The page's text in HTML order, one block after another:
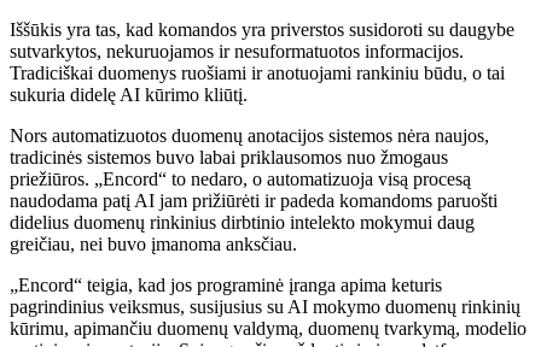
Iššūkis yra tas, kad komandos yra priverstos susidoroti su daugybe
sutvarkytos, nekuruojamos ir nesuformatuotos informacijos.
Tradiciškai duomenys ruošiami ir anotuojami rankiniu būdu, o tai
sukuria didelę AI kūrimo kliūtį.
Nors automatizuotos duomenų anotacijos sistemos nėra naujos,
tradicinės sistemos buvo labai priklausomos nuo žmogaus
priežiūros. „Encord“ to nedaro, o automatizuoja visą procesą
naudodama patį AI jam prižiūrėti ir padeda komandoms paruošti
didelius duomenų rinkinius dirbtinio intelekto mokymui daug
greičiau, nei buvo įmanoma anksčiau.
„Encord“ teigia, kad jos programinė įranga apima keturis
pagrindinius veiksmus, susijusius su AI mokymo duomenų rinkinių
kūrimu, apimančiu duomenų valdymą, duomenų tvarkymą, modelio